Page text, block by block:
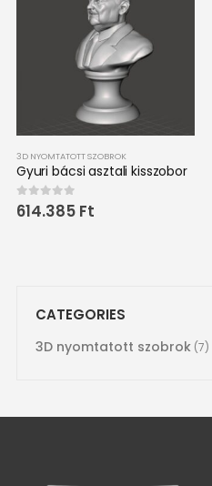
3D NYOMTATOTT SZOBROK
Gyuri bácsi asztali kisszobor
0out of 5
614.385 Ft
CATEGORIES
3D nyomtatott szobrok (7)